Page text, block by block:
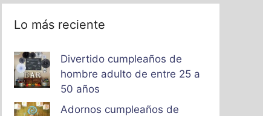
Lo más reciente
Divertido cumpleaños de
hombre adulto de entre 25 a
50 años
Adornos cumpleaños de